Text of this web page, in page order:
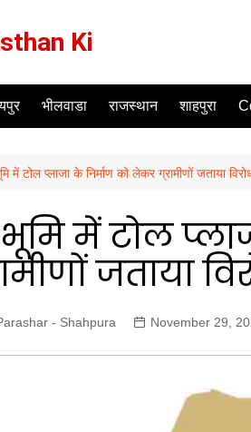
Ki
भीलवाडा राजस्थान शाहपुरा
में टोल प्लाजा के निर्माण को लेकर ग्रामीणों जताया
में टोल
जताया
- Shahpura November 29,